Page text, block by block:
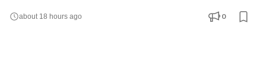
極的に募集しています。 AIを相棒に、圧倒的なスピードと品質を
実現し、最先端の技術を使いこなすエンジニアへ成長したい方を
about 18 hours ago 0